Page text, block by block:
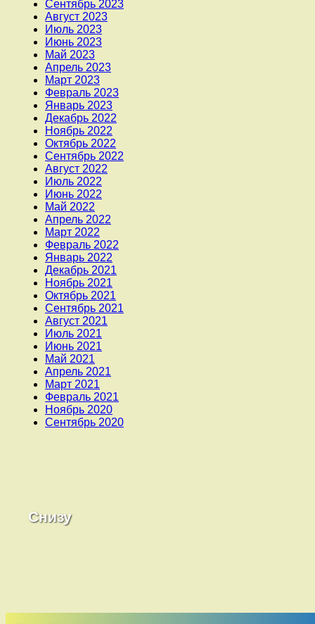
Сентябрь 2023
Август 2023
Июль 2023
Июнь 2023
Май 2023
Апрель 2023
Март 2023
Февраль 2023
Январь 2023
Декабрь 2022
Ноябрь 2022
Октябрь 2022
Сентябрь 2022
Август 2022
Июль 2022
Июнь 2022
Май 2022
Апрель 2022
Март 2022
Февраль 2022
Январь 2022
Декабрь 2021
Ноябрь 2021
Октябрь 2021
Сентябрь 2021
Август 2021
Июль 2021
Июнь 2021
Май 2021
Апрель 2021
Март 2021
Февраль 2021
Ноябрь 2020
Сентябрь 2020
Снизу